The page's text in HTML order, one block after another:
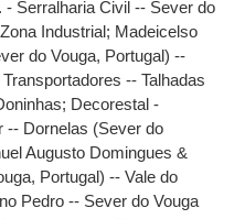
- Serralharia Civil -- Sever do
Industrial; Madeicelso
do Vouga, Portugal) --
-- Talhadas
; Decorestal -
-- Dornelas (Sever do
Augusto Domingues &
Portugal) -- Vale do
Pedro -- Sever do Vouga